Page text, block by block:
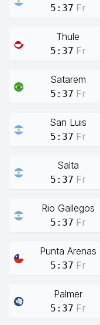
5:37 Fr
Thule
5:37 Fr
Satarem
5:37 Fr
San Luis
5:37 Fr
Salta
5:37 Fr
Rio Gallegos
5:37 Fr
Punta Arenas
5:37 Fr
Palmer
5:37 Fr